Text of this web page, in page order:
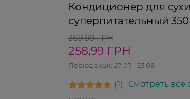
Кондиционер для
суперпитательный
369,99 ГРН
258,99 ГРН
Період акції: 27 07 - 23 08
1 Смотреть все